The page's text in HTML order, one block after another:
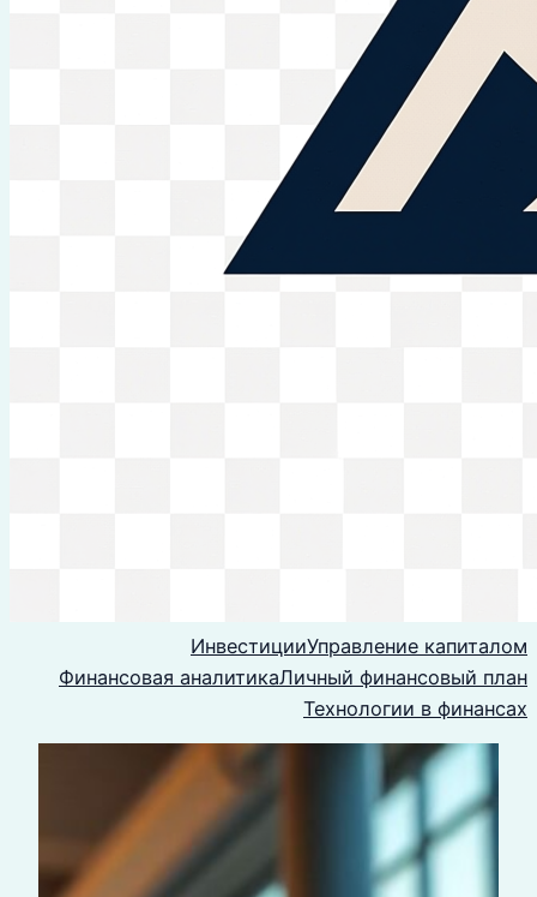
ИнвестицииУправление капиталом
Финансовая аналитикаЛичный финансовый план
Технологии в финансах